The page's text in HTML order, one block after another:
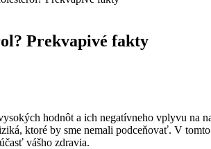
Prekvapivé fakty
hodnôt a ich ​negatívneho vplyvu na
⁢ktoré ‍by‍ sme nemali ‍podceňovať. V
vášho zdravia.